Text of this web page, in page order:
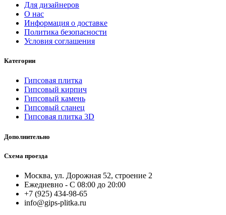
Для дизайнеров
О нас
Информация о доставке
Политика безопасности
Условия соглашения
Категории
Гипсовая плитка
Гипсовый кирпич
Гипсовый камень
Гипсовый сланец
Гипсовая плитка 3D
Дополнительно
Схема проезда
Москва, ул. Дорожная 52, строение 2
Ежедневно - С 08:00 до 20:00
+7 (925) 434-98-65
info@gips-plitka.ru